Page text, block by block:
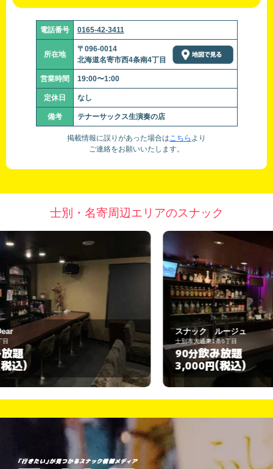
電話番号 0165-42-3411
所在地
〒096-0014
北海道名寄市西4条南4丁目
営業時間 19:00〜1:00
定休日 なし
備考 テナーサックス生演奏の店
掲載情報に誤りがあった場合はこちら より
ご連絡をお願いいたします。
士別・名寄周辺エリアのスナック
スナック ルージュ
士別市大通東1条6丁目
90分 飲み放題
3,000円 (税込)